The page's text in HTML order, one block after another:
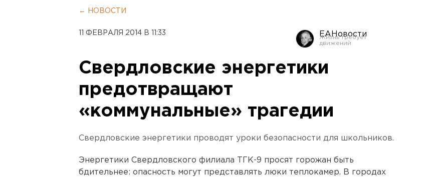
← НОВОСТИ
11 ФЕВРАЛЯ 2014 В 11:33 ЕАНовости
Свердловские энергетики
предотвращают
«коммунальные» трагедии
Свердловские энергетики проводят уроки безопасности для школьников.
Энергетики Свердловского филиала ТГК-9 просят горожан быть
бдительнее: опасность могут представлять люки теплокамер. В городах